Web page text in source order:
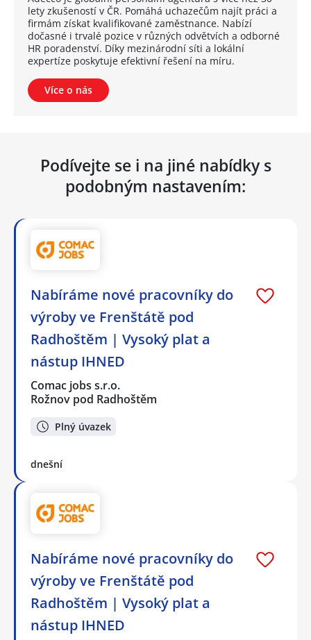
lety zkušeností v ČR. Pomáhá uchazečům najít práci a
firmám získat kvalifikované zaměstnance. Nabízí
dočasné i trvalé pozice v různých odvětvích a odborné
HR poradenství. Díky mezinárodní síti a lokální
expertíze poskytuje efektivní řešení na míru.
Více o nás
Podívejte se i na jiné nabídky s
podobným nastavením:
Nabíráme nové pracovníky do
výroby ve Frenštátě pod
Radhoštěm | Vysoký plat a
nástup IHNED
Comac jobs s.r.o.
Rožnov pod Radhoštěm
Plný úvazek
dnešní
Nabíráme nové pracovníky do
výroby ve Frenštátě pod
Radhoštěm | Vysoký plat a
nástup IHNED